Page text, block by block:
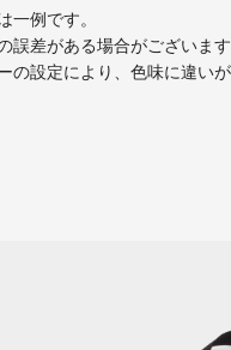
例です。
誤差がある場合がございま
設定により、色味に違い